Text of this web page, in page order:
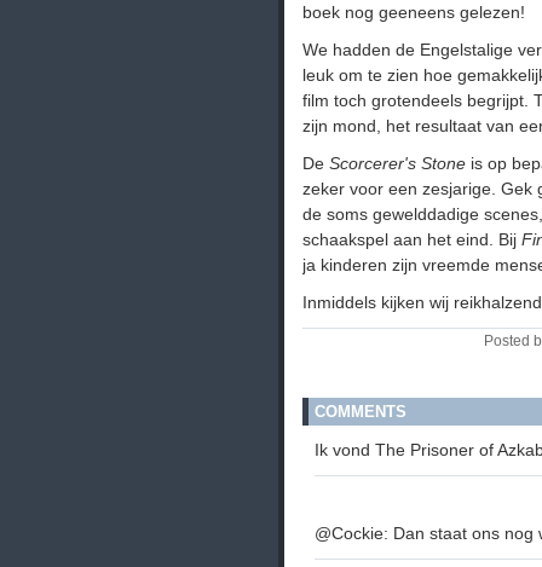
boek nog geeneens gelezen!
We hadden de Engelstalige
leuk om te zien hoe
film toch grotendeels begrijpt.
zijn mond, het resultaat van
De Scorcerer's Stone is op
zeker voor een zesjarige. Gek
de soms gewelddadige
schaakspel aan het eind. Bij
ja kinderen zijn vreemde
Inmiddels kijken wij
Posted
COMMENTS
Ik vond The Prisoner of
@Cockie: Dan staat ons nog